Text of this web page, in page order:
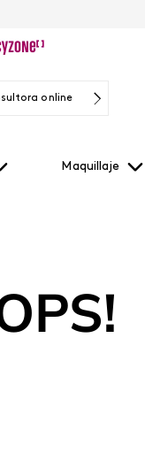
online
Maquillaje